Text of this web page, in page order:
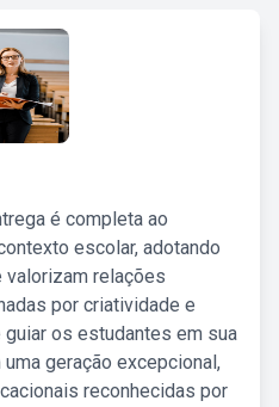
é completa ao
escolar, adotando
relações
por criatividade e
os estudantes em sua
geração excepcional,
reconhecidas por